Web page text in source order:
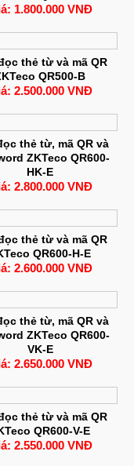
1.800.000 VNĐ
thẻ từ và mã QR
QR500-B
2.500.000 VNĐ
thẻ từ, mã QR và
ZKTeco QR600-
HK-E
2.800.000 VNĐ
thẻ từ và mã QR
QR600-H-E
2.600.000 VNĐ
thẻ từ, mã QR và
ZKTeco QR600-
VK-E
2.650.000 VNĐ
thẻ từ và mã QR
QR600-V-E
2.550.000 VNĐ